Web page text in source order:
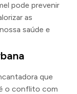
pode prevenir
as
saúde e
que
o conflito com